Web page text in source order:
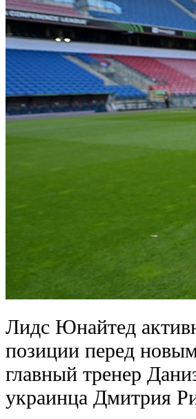
Лидс Юнайтед
позиции перед
главный тренер
украинца Дмитрия